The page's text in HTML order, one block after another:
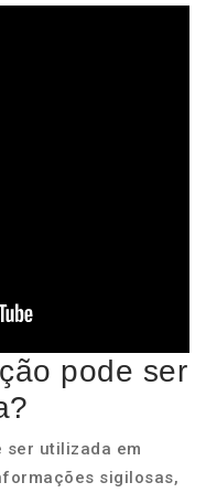
pode ser
utilizada em
sigilosas,